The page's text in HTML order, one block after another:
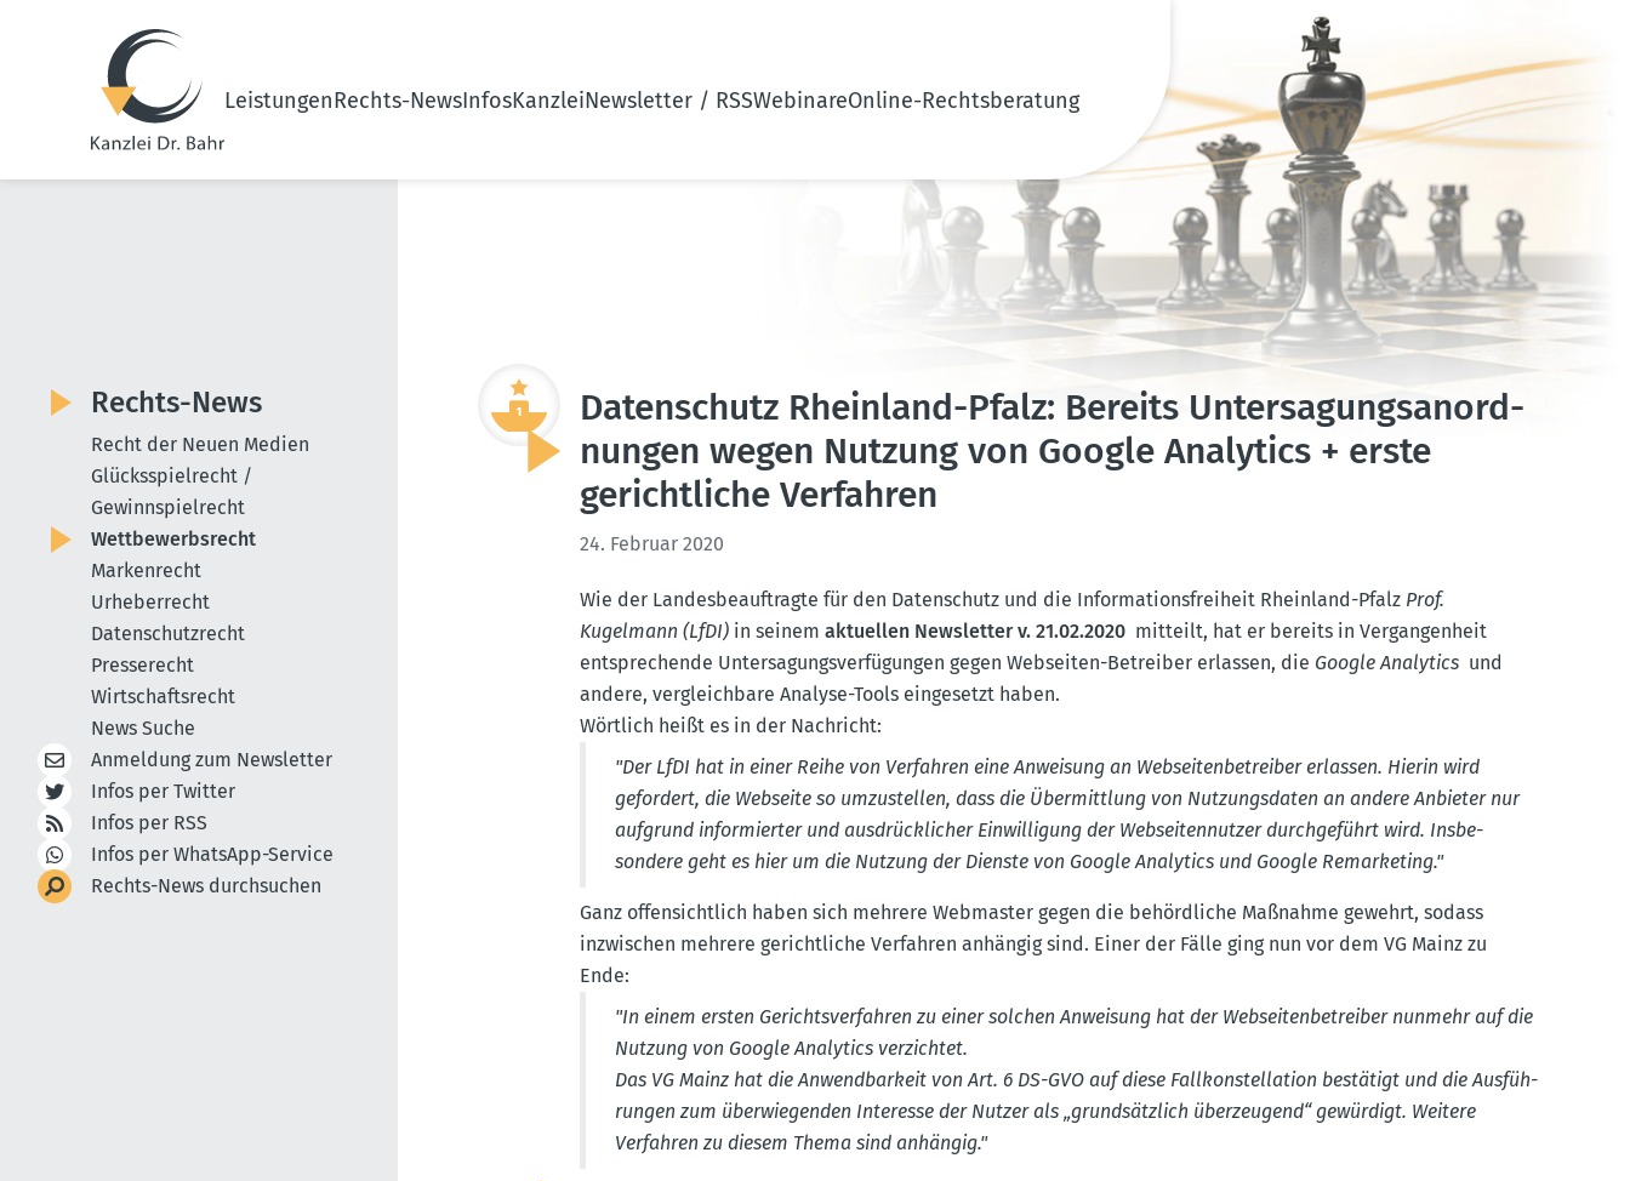
LeistungenRechts-NewsInfosKanzleiNewsletter / RSSWebinareOnline-Rechtsberatung
Daten­schutz Rheinland-Pfalz: Bereits Unter­sa­gungs­an­ord­
nungen wegen Nutzung von Google Analytics + erste
gericht­liche Verfahren
24. Februar 2020
Wie der Landes­be­auf­tragte für den Daten­schutz und die Infor­ma­ti­ons­freiheit Rheinland-Pfalz Prof.
Kugelmann (LfDI) in seinemaktuellen Newsletter v. 21.02.2020 mitteilt, hat er bereits in Vergan­genheit
entspre­chende Unter­sa­gungs­ver­fü­gungen gegen Webseiten-Betreiber erlassen, die Google Analytics und
andere, vergleichbare Analyse-Tools einge­setzt haben.
Wörtlich heißt es in der Nachricht:
"Der LfDI hat in einer Reihe von Verfahren eine Anweisung an Websei­ten­be­treiber erlassen. Hierin wird
gefordert, die Webseite so umzustellen, dass die Übermittlung von Nutzungs­daten an andere Anbieter nur
aufgrund infor­mierter und ausdrück­licher Einwil­ligung der Websei­ten­nutzer durch­ge­führt wird. Insbe­
sondere geht es hier um die Nutzung der Dienste von Google Analytics und Google Remar­keting."
Ganz offen­sichtlich haben sich mehrere Webmaster gegen die behörd­liche Maßnahme gewehrt, sodass
inzwi­schen mehrere gericht­liche Verfahren anhängig sind. Einer der Fälle ging nun vor dem VG Mainz zu
Ende:
"In einem ersten Gerichts­ver­fahren zu einer solchen Anweisung hat der Websei­ten­be­treiber nunmehr auf die
Nutzung von Google Analytics verzichtet.
Das VG Mainz hat die Anwend­barkeit von Art. 6 DS-GVO auf diese Fallkon­stel­lation bestätigt und die Ausfüh­
rungen zum überwie­genden Interesse der Nutzer als „grund­sätzlich überzeugend“ gewürdigt. Weitere
Verfahren zu diesem Thema sind anhängig."
Rechts-News
Recht der Neuen Medien
Glücksspielrecht /
Gewinnspielrecht
Wettbewerbsrecht
Markenrecht
Urheberrecht
Datenschutzrecht
Presserecht
Wirtschaftsrecht
News Suche
Anmeldung zum Newsletter
Infos per Twitter
Infos per RSS
Infos per WhatsApp-Service
Rechts-News durchsuchen